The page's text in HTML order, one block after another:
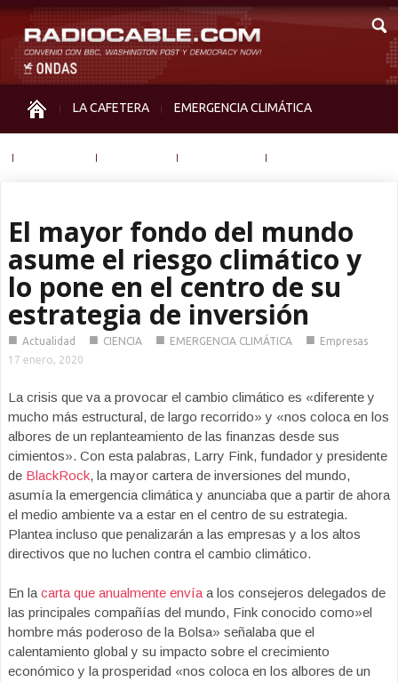
LA CAFETERA EMERGENCIA CLIMÁTICA
El mayor fondo del mundo
asume el riesgo climático y
lo pone en el centro de su
estrategia de inversión
■ Actualidad ■ CIENCIA ■ EMERGENCIA CLIMÁTICA ■ Empresas
17 enero, 2020
La crisis que va a provocar el cambio climático es «diferente y
mucho más estructural, de largo recorrido» y «nos coloca en los
albores de un replanteamiento de las finanzas desde sus
cimientos». Con esta palabras, Larry Fink, fundador y presidente
de BlackRock, la mayor cartera de inversiones del mundo,
asumía la emergencia climática y anunciaba que a partir de ahora
el medio ambiente va a estar en el centro de su estrategia.
Plantea incluso que penalizarán a las empresas y a los altos
directivos que no luchen contra el cambio climático.
En la carta que anualmente envía a los consejeros delegados de
las principales compañías del mundo, Fink conocido como»el
hombre más poderoso de la Bolsa» señalaba que el
calentamiento global y su impacto sobre el crecimiento
económico y la prosperidad «nos coloca en los albores de un